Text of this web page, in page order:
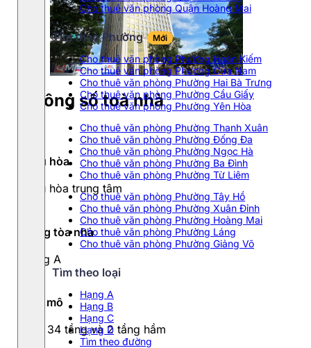
Cho thuê văn phòng Quận Hoàng Mai
Tìm theo Phường Mới
Cho thuê văn phòng Phường Hoàn Kiếm
Cho thuê văn phòng Phường Cửa Nam
Cho thuê văn phòng Phường Hai Bà Trưng
Cho thuê văn phòng Phường Cầu Giấy
Cho thuê văn phòng Phường Yên Hòa
Cho thuê văn phòng Phường Thanh Xuân
Cho thuê văn phòng Phường Đống Đa
Cho thuê văn phòng Phường Ngọc Hà
Cho thuê văn phòng Phường Ba Đình
Cho thuê văn phòng Phường Từ Liêm
Cho thuê văn phòng Phường Tây Hồ
Cho thuê văn phòng Phường Xuân Đỉnh
Cho thuê văn phòng Phường Hoàng Mai
Cho thuê văn phòng Phường Láng
Cho thuê văn phòng Phường Giảng Võ
Tìm theo loại
Hạng A
Hạng B
Hạng C
Hạng D
Tìm theo đường
Thông số toà nhà
Điều hòa
Điều hòa trung tâm
Hạng tòa nhà
Hạng A
Quy mô
Cao 34 tầng và 2 tầng hầm